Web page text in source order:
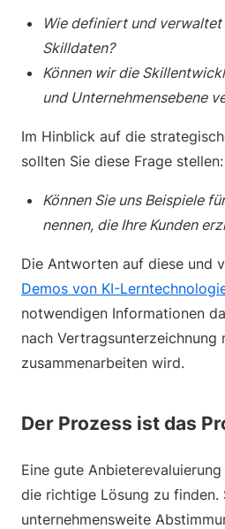
Wie definiert und
Skilldaten?
Können wir die
und Unternehmensebene
Im Hinblick auf die
sollten Sie diese Frage stellen:
Können Sie uns Beispiele
nennen, die Ihre Kunden
Die Antworten auf diese und
Demos von KI-
notwendigen Informationen
nach Vertragsunterzeichnung
zusammenarbeiten wird.
Der Prozess ist das
Eine gute
die richtige Lösung zu finden.
unternehmensweite